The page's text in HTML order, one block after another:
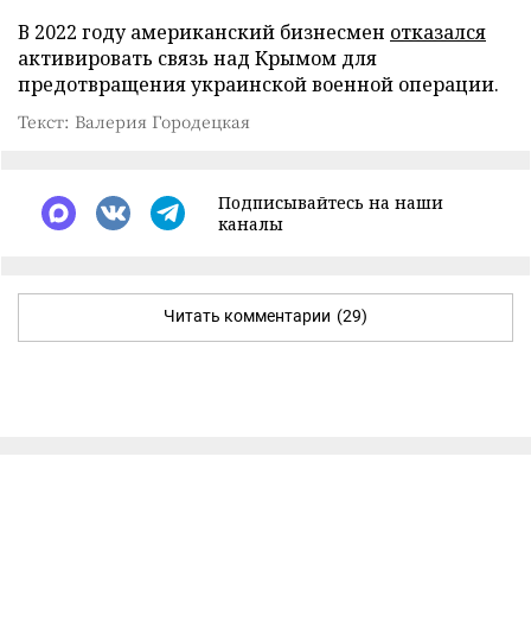
В 2022 году американский бизнесмен отказался
активировать связь над Крымом для
предотвращения украинской военной операции.
Текст: Валерия Городецкая
Подписывайтесь на наши
каналы
Читать комментарии (29)